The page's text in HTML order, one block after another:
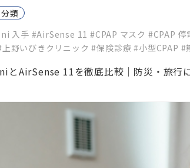
類
とAirSense 11を徹底比較｜防災・旅行
入手 #AirSense 11 #CPAP マスク #CPAP 停
上野いびきクリニック#保険診療#小型CPAP #